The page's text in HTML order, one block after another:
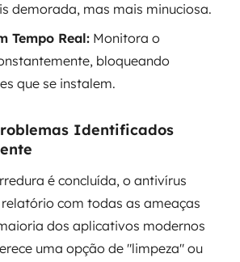
demorada, mas mais minuciosa.
Tempo Real: Monitora o
bloqueando
que se instalem.
Identificados
é concluída, o antivírus
com todas as ameaças
dos aplicativos modernos
uma opção de "limpeza" ou